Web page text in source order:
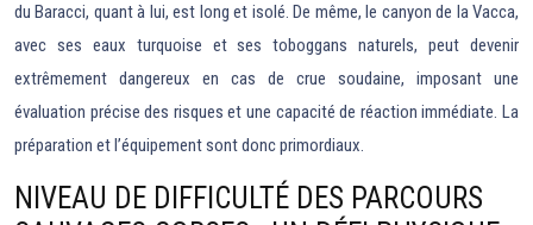
du Baracci, quant à lui, est long et isolé. De même, le canyon de la Vacca,
avec ses eaux turquoise et ses toboggans naturels, peut devenir
extrêmement dangereux en cas de crue soudaine, imposant une
évaluation précise des risques et une capacité de réaction immédiate. La
préparation et l’équipement sont donc primordiaux.
NIVEAU DE DIFFICULTÉ DES PARCOURS